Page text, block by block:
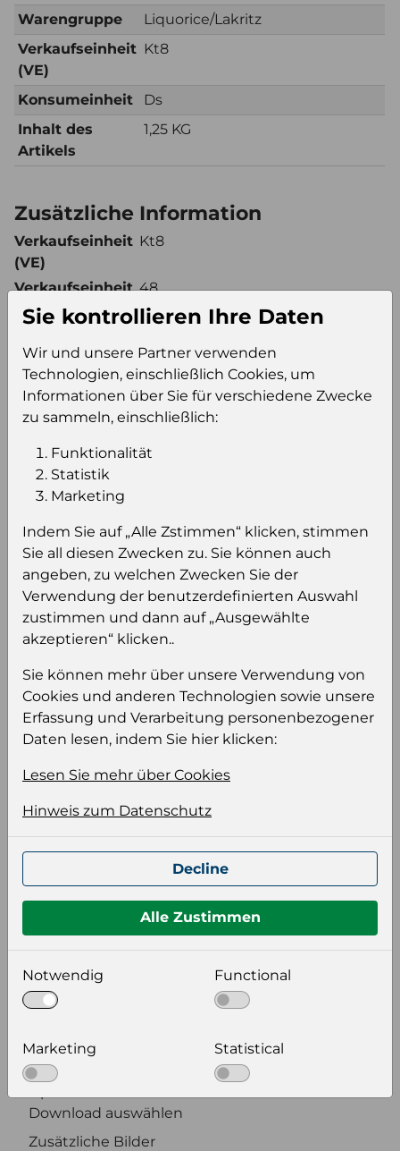
Warengruppe
Liquorice/Lakritz
Verkaufseinheit
(VE)
Kt8
Konsumeinheit
Ds
Inhalt des
Artikels
1,25 KG
Zusätzliche Information
Verkaufseinheit
(VE)
Kt8
Verkaufseinheit
pro Palette
48
Stückzahl pro
Palette
384
Einloggen um den Preis zu
Sie müssen eingeloggt sein, um Preise zu
sehen und/oder dieses Produkt zu kaufen.
Einloggen Anmeldung für B2B Konto
Produktinformation
Wählen Sie eine Sprache und ein Format für
Ihre Produktdatei aus
Sprache
Keiner
Format auswählen
Bildeinstellungen
wählen Sie eine Auflösung für Ihr Bild aus
Bildauflösung
Zusätzliche Produktinformationen
Download auswählen
Zusätzliche Bilder
Sie kontrollieren Ihre Daten
Wir und unsere Partner verwenden
Technologien, einschließlich Cookies, um
Informationen über Sie für verschiedene Zwecke
zu sammeln, einschließlich:
Funktionalität
Statistik
Marketing
Indem Sie auf „Alle Zstimmen“ klicken, stimmen
Sie all diesen Zwecken zu. Sie können auch
angeben, zu welchen Zwecken Sie der
Verwendung der benutzerdefinierten Auswahl
zustimmen und dann auf „Ausgewählte
akzeptieren“ klicken..
Sie können mehr über unsere Verwendung von
Cookies und anderen Technologien sowie unsere
Erfassung und Verarbeitung personenbezogener
Daten lesen, indem Sie hier klicken:
Lesen Sie mehr über Cookies
Hinweis zum Datenschutz
Decline
Alle Zustimmen
Notwendig Functional
Marketing Statistical